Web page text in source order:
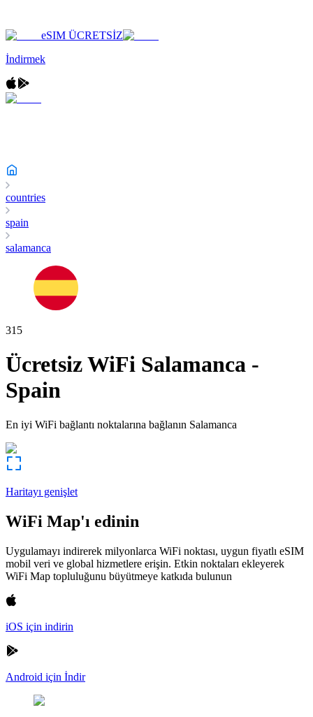
eSIM ÜCRETSİZ
İndirmek
countries
spain
salamanca
315
Ücretsiz WiFi Salamanca -
Spain
En iyi WiFi bağlantı noktalarına bağlanın Salamanca
Haritayı genişlet
WiFi Map'ı edinin
Uygulamayı indirerek milyonlarca WiFi noktası, uygun fiyatlı eSIM
mobil veri ve global hizmetlere erişin. Etkin noktaları ekleyerek
WiFi Map topluluğunu büyütmeye katkıda bulunun
iOS için indirin
Android için İndir